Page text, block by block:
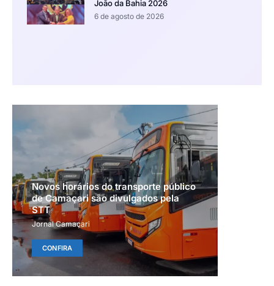
João da Bahia 2026
6 de agosto de 2026
Novos horários do transporte público
de Camaçari são divulgados pela
STT
Jornal Camaçari
CONFIRA